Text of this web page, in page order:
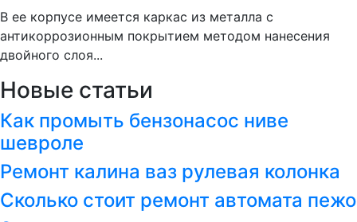
В ее корпусе имеется каркас из металла с
антикоррозионным покрытием методом нанесения
двойного слоя...
Новые статьи
Как промыть бензонасос ниве
шевроле
Ремонт калина ваз рулевая колонка
Сколько стоит ремонт автомата пежо